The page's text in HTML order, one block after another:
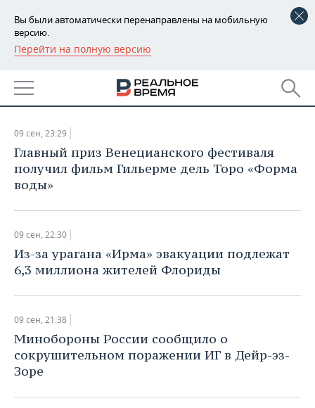
Вы были автоматически перенаправлены на мобильную
версию.
Перейти на полную версию
РЕГИОНЫ
БАШКОРТОСТАН
УДМУРТИЯ
НОВОСТИ
НОВОСТИ АНАЛИТИКИ
ДЕКЛАРАЦИИ О ДОХОДАХ
КОРОЛИ ГОСЗАКАЗА ПФО
ВУЗЫ ТАТАРСТАНА
КОМУ ПРИНАДЛЕЖАТ
ТАТАРСТАНА
ЭКОНОМИКА
НОВОСТИ ЭКОНОМИКИ
ФИНАНСЫ
БЮДЖЕТ
ПРОМЫШЛЕННОСТЬ
НОВОСТИ
АГРОПРОМ
НЕФТЕХИМИЯ
НЕФТЬ
НЕДВИЖИМОСТЬ
НОВОСТИ НЕДВИЖИМОСТИ
НОВОСТИ АВТО
БИЗНЕС
РОЗНИЧНАЯ ТОРГОВЛЯ
ТРАНСПОРТ
НОВОСТИ ТЕХНОЛОГИЙ
IT
МЕРОПРИЯТИЯ
НОВОСТИ МЕРОПРИЯТИЙ
СПОРТ
09.09.2017
09 сен, 23:29
Главный приз Венецианского фестиваля
получил фильм Гильерме дель Торо «Форма
воды»
09 сен, 22:30
Из-за урагана «Ирма» эвакуации подлежат
6,3 миллиона жителей Флориды
09 сен, 21:38
Минобороны России сообщило о
сокрушительном поражении ИГ в Дейр-эз-
Зоре